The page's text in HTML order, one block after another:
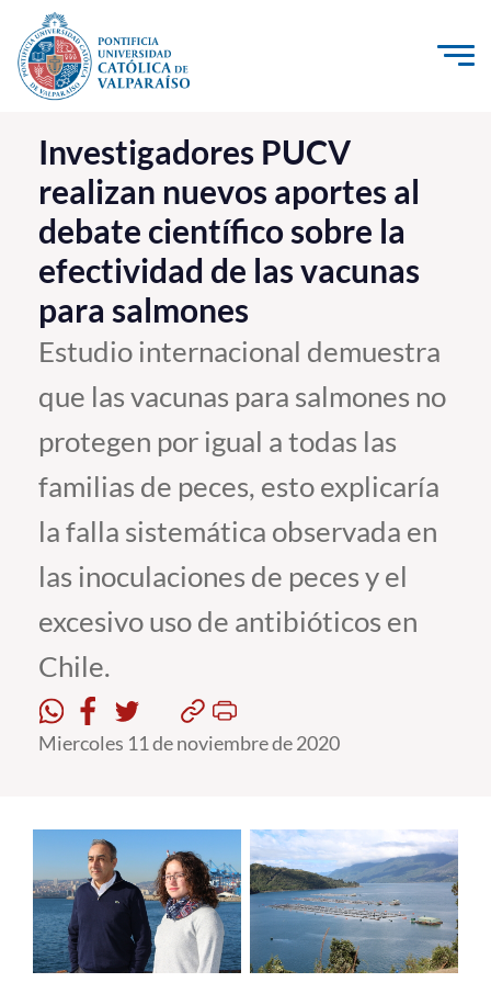
Click acá para ir directamente al contenido
La Universidad
Investigación, Creación e Innovación
PUCV Internacional
Vinculación con el Medio
Admisión
Pregrado
Postgrado
Formación Continua
Académicos
Funcionarios
Alumni
Investigadores PUCV
realizan nuevos aportes al
debate científico sobre la
efectividad de las vacunas
para salmones
Estudio internacional demuestra
que las vacunas para salmones no
protegen por igual a todas las
familias de peces, esto explicaría
la falla sistemática observada en
las inoculaciones de peces y el
excesivo uso de antibióticos en
Chile.
Miercoles 11 de noviembre de 2020